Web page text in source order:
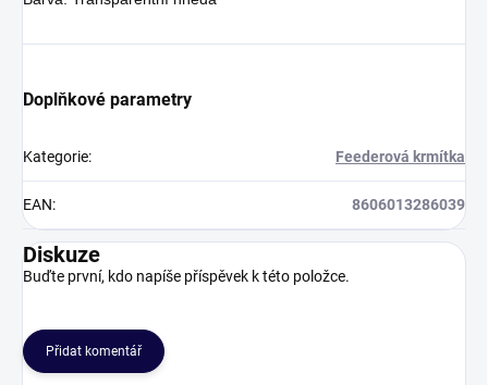
Doplňkové parametry
Kategorie: Feederová krmítka
EAN: 8606013286039
Diskuze
Buďte první, kdo napíše příspěvek k této položce.
Přidat komentář